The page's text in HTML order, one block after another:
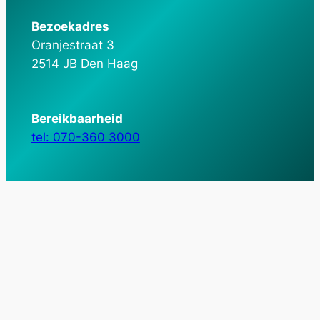
Bezoekadres
Oranjestraat 3
2514 JB Den Haag
Bereikbaarheid
tel: 070-360 3000